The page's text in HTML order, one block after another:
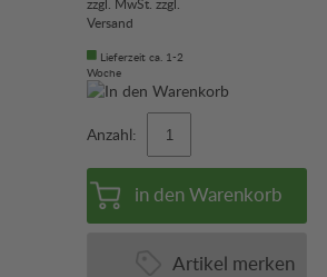
zzgl. MwSt. zzgl.
Versand
Lieferzeit ca. 1-2
Woche
Anzahl:
in den Warenkorb
Artikel merken